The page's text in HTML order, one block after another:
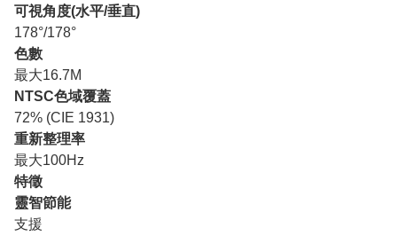
可視角度(水平/垂直)
178°/178°
色數
最大16.7M
NTSC色域覆蓋
72% (CIE 1931)
重新整理率
最大100Hz
特徵
靈智節能
支援